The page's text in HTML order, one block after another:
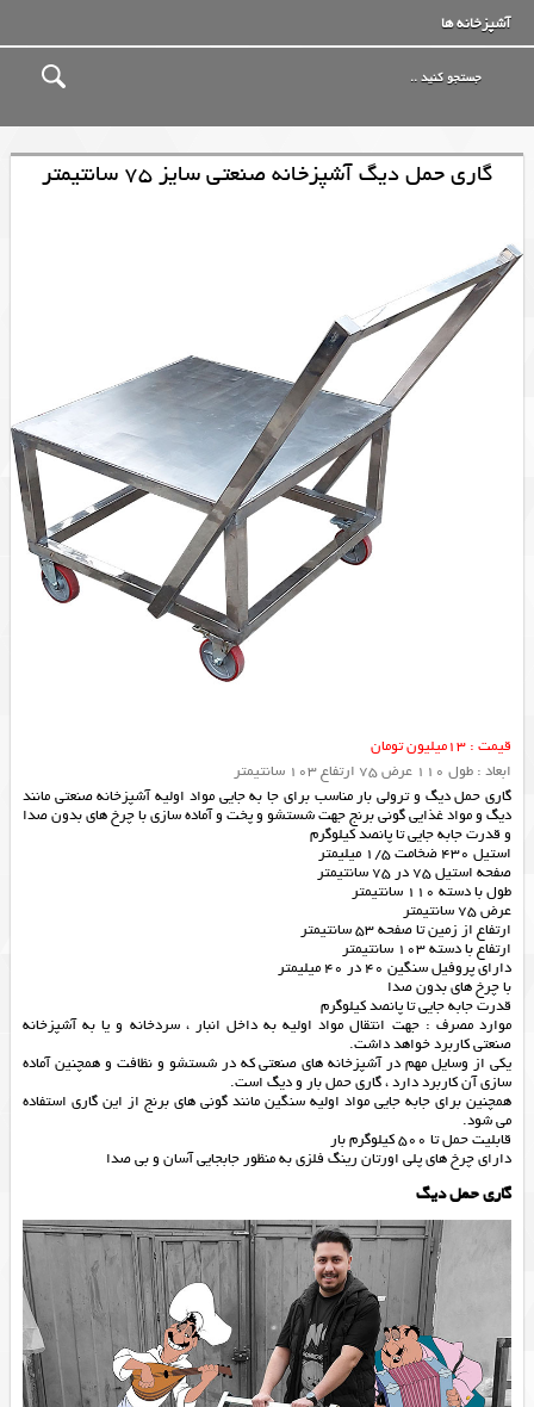
آشپزخانه ها
گاری حمل دیگ آشپزخانه صنعتی سایز 75 سانتیمتر
قیمت : 13میلیون تومان
ابعاد : طول 110 عرض 75 ارتفاع 103 سانتیمتر
گاری حمل دیگ و ترولی بار مناسب برای جا به جایی مواد اولیه آشپزخانه صنعتی مانند
دیگ و مواد غذایی گونی برنج جهت شستشو و پخت و آماده سازی با چرخ های بدون صدا
و قدرت جابه جایی تا پانصد کیلوگرم
استیل 430 ضخامت 1/5 میلیمتر
صفحه استیل 75 در 75 سانتیمتر
طول با دسته 110 سانتیمتر
عرض 75 سانتیمتر
ارتفاع از زمین تا صفحه 53 سانتیمتر
ارتفاع با دسته 103 سانتیمتر
دارای پروفیل سنگین 40 در 40 میلیمتر
با چرخ های بدون صدا
قدرت جابه جایی تا پانصد کیلوگرم
موارد مصرف : جهت انتقال مواد اولیه به داخل انبار ، سردخانه و یا به آشپزخانه
صنعتی کاربرد خواهد داشت.
یکی از وسایل مهم در آشپزخانه های صنعتی که در شستشو و نظافت و همچنین آماده
سازی آن کاربرد دارد ، گاری حمل بار و دیگ است.
همچنین برای جابه جایی مواد اولیه سنگین مانند گونی های برنج از این گاری استفاده
می شود.
قابلیت حمل تا 500 کیلوگرم بار
دارای چرخ های پلی اورتان رینگ فلزی به منظور جابجایی آسان و بی صدا
گاری حمل دیگ